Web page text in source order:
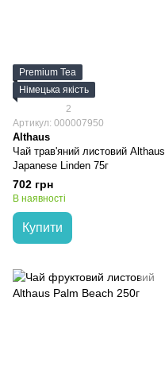
Premium Tea
Німецька якість
2
Артикул: 000007950
Althaus
Чай трав'яний листовий Althaus
Japanese Linden 75г
702 грн
В наявності
Купити